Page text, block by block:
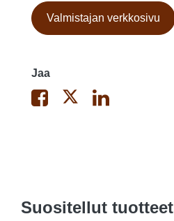
Valmistajan verkkosivu
Jaa
Suositellut tuotteet